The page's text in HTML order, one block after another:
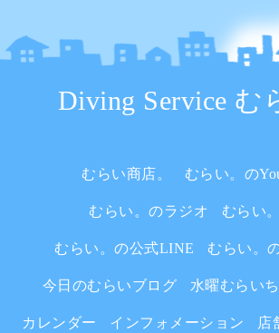
Diving Service む
むらい商店。 むらい。の
むらい。のラジオ むらい
むらい。の公式LINE むらい。
今日のむらいブログ 水曜むらい
カレンダー インフォメーション 店